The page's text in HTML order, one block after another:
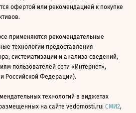
офертой или рекомендацией к покупке
применяются рекомендательные
технологии предоставления
систематизации и анализа сведений,
пользователей сети «Интернет»,
Российской Федерации).
технологий в виджетах
на сайте vedomosti.ru: СМИ2,